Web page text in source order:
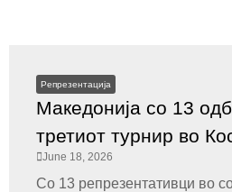
Репрезентација
Македонија со 13
третиот турнир во
June 18, 2026
Со 13 репрезентативци во